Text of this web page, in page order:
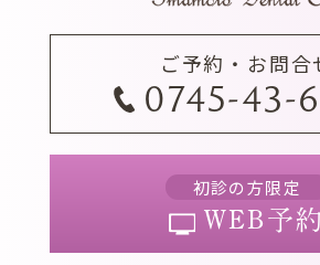
ご予約・お問合
0745-43-
初診の方限定
WEB予約